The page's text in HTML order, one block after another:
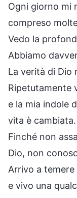
Ogni giorno mi
compreso
Vedo la
Abbiamo
La verità di Dio
Ripetutamente
e la mia indole
vita è cambiata.
Finché non
Dio, non
Arrivo a
e vivo una